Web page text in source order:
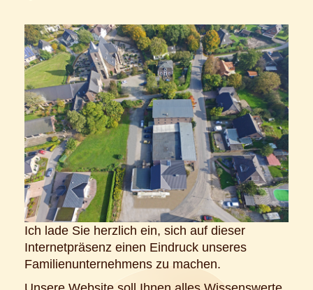
Ich lade Sie herzlich ein, sich auf dieser
Internetpräsenz einen Eindruck unseres
Familienunternehmens zu machen.